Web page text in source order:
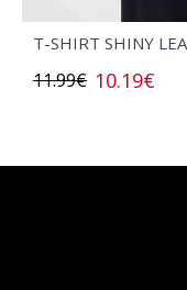
T-SHIRT SHINY
10.19€
11.99€